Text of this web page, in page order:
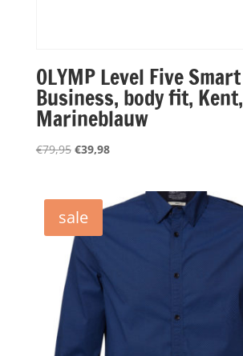
OLYMP Level Five Smart
Business, body fit, Kent,
Marineblauw
€79,95 Oorspronkelijke
€79,95.
€39,98Huidige
€39,98.
sale